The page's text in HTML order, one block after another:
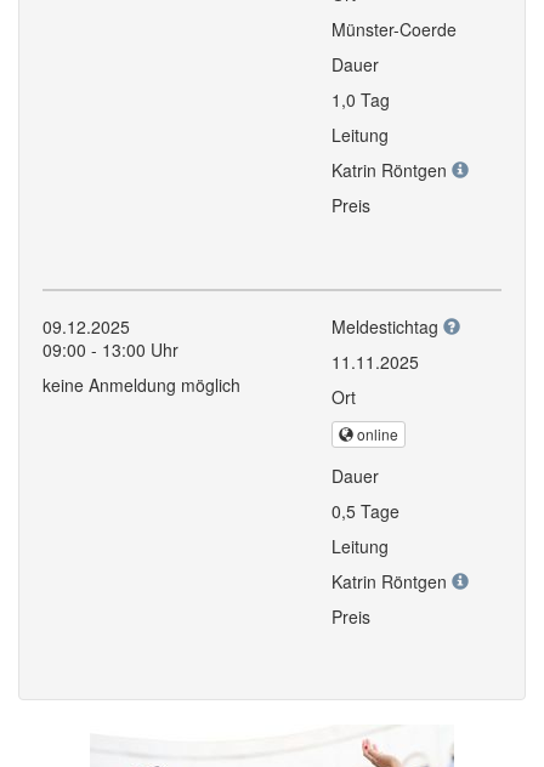
Münster-Coerde
Dauer
1,0 Tag
Leitung
Katrin Röntgen
Preis
09.12.2025
09:00 - 13:00 Uhr
keine Anmeldung möglich
Meldestichtag
11.11.2025
Ort
online
Dauer
0,5 Tage
Leitung
Katrin Röntgen
Preis